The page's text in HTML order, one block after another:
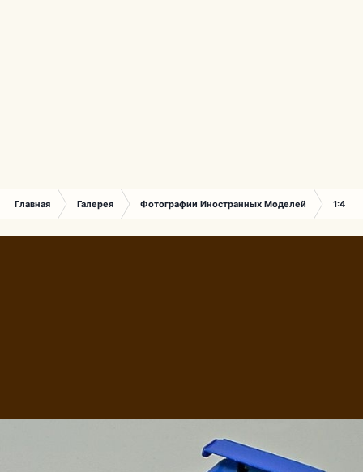
Главная Галерея Фотографии Иностранных Моделей 1:43